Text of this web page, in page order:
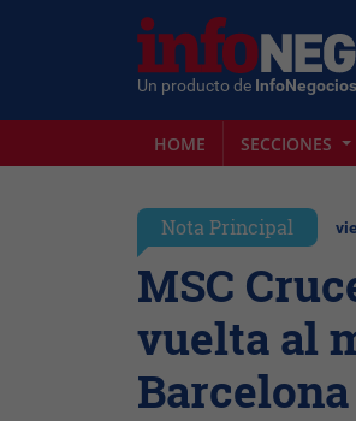
Un producto de InfoNegocios
HOME SECCIONES
Nota Principal
MSC
vuelta al